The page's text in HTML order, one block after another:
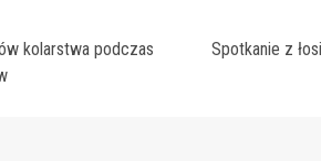
kolarstwa podczas
Spotkanie z